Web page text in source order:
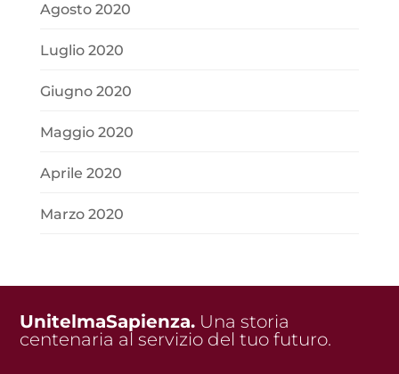
Agosto 2020
Luglio 2020
Giugno 2020
Maggio 2020
Aprile 2020
Marzo 2020
UnitelmaSapienza. Una storia
centenaria al servizio del tuo futuro.